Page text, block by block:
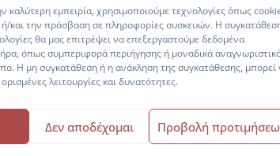
καλύτερη εμπειρία, χρησιμοποιούμε τεχνολογίες όπως
και την πρόσβαση σε πληροφορίες συσκευών. Η
θα μας επιτρέψει να επεξεργαστούμε δεδομένα
όπως συμπεριφορά περιήγησης ή μοναδικά
Η μη συγκατάθεση ή η ανάκληση της συγκατάθεσης, μπορεί
λειτουργίες και δυνατότητες.
Δεν αποδέχομαι Προβολή